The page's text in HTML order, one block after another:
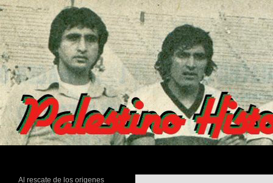
Saltar
al
contenido
Al rescate de los origenes